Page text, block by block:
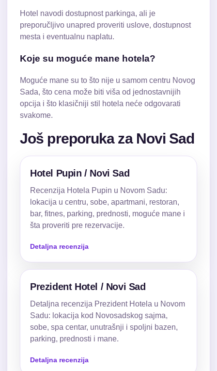
Hotel navodi dostupnost parkinga, ali je
preporučljivo unapred proveriti uslove, dostupnost
mesta i eventualnu naplatu.
Koje su moguće mane hotela?
Moguće mane su to što nije u samom centru Novog
Sada, što cena može biti viša od jednostavnijih
opcija i što klasičniji stil hotela neće odgovarati
svakome.
Još preporuka za Novi Sad
Hotel Pupin / Novi Sad
Recenzija Hotela Pupin u Novom Sadu:
lokacija u centru, sobe, apartmani, restoran,
bar, fitnes, parking, prednosti, moguće mane i
šta proveriti pre rezervacije.
Detaljna recenzija
Prezident Hotel / Novi Sad
Detaljna recenzija Prezident Hotela u Novom
Sadu: lokacija kod Novosadskog sajma,
sobe, spa centar, unutrašnji i spoljni bazen,
parking, prednosti i mane.
Detaljna recenzija